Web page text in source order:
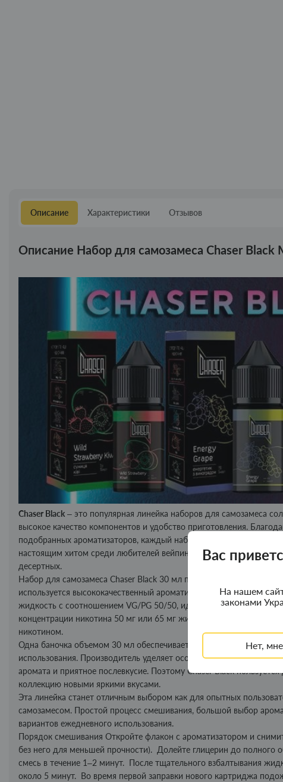
Вас
На нашем
законами
Нет,
Описание Характеристики Отзывов
Описание Набор для самозамеса Chaser
Chaser Black – это популярная линейка наборов для самозамеса
высокое качество компонентов и удобство приготовления.
подобранных ароматизаторов, каждый набор дарит яркий и
настоящим хитом среди любителей вейпинга, ведь сочетает в
десертных.
Набор для самозамеса Chaser Black 30 мл предназначен для
используется высококачественный ароматизатор, после
жидкость с соотношением VG/PG 50/50, идеально подходящий
концентрации никотина 50 мг или 65 мг жидкость обеспечивает
никотином.
Одна баночка объемом 30 мл обеспечивает комфортное парение
использования. Производитель уделяет особое внимание
аромата и приятное послевкусие. Поэтому Chaser Black
коллекцию новыми яркими вкусами.
Эта линейка станет отличным выбором как для опытных
самозамесом. Простой процесс смешивания, большой выбор
вариантов ежедневного использования.
Порядок смешивания Откройте флакон с ароматизатором и
без него для меньшей прочности). Долейте глицерин до полного
смесь в течение 1–2 минут. После тщательного взбалтывания
около 5 минут. Во время первой заправки нового картриджа